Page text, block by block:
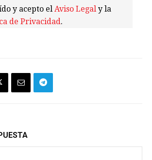
y acepto el Aviso Legal y la
de Privacidad.